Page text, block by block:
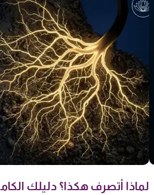
لماذا أتصرف هكذا؟ دليلك